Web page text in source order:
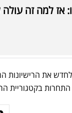
למה זה עולה להם
את הרישיונות
בקטגוריית